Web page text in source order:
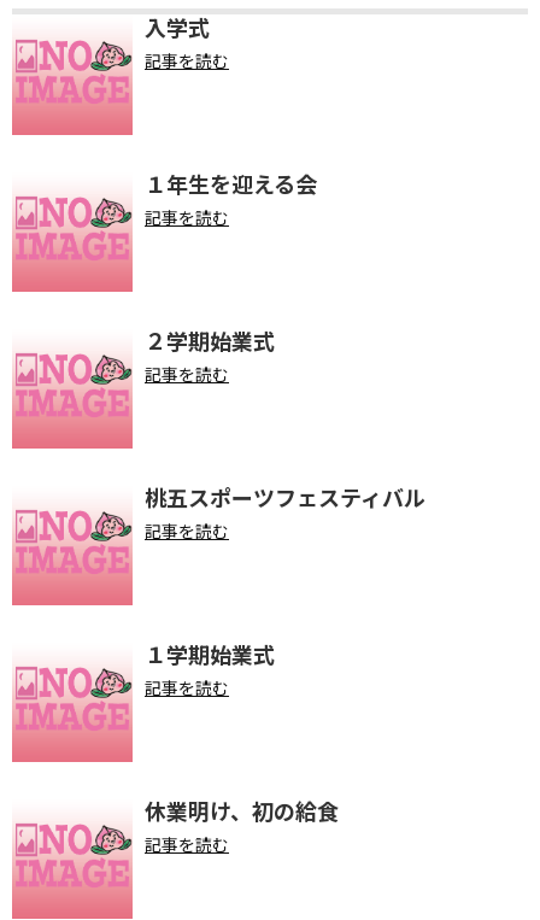
入学式
記事を読む
１年生を迎える会
記事を読む
２学期始業式
記事を読む
桃五スポーツフェスティバル
記事を読む
１学期始業式
記事を読む
休業明け、初の給食
記事を読む